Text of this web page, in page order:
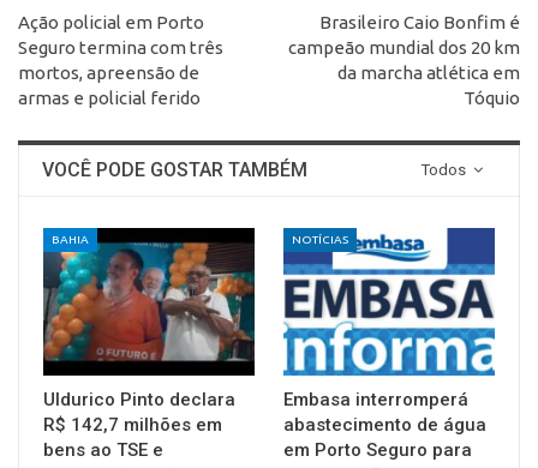
Ação policial em Porto
Seguro termina com três
mortos, apreensão de
armas e policial ferido
Brasileiro Caio Bonfim é
campeão mundial dos 20 km
da marcha atlética em
Tóquio
Todos
VOCÊ PODE GOSTAR TAMBÉM
BAHIA
Uldurico Pinto declara
R$ 142,7 milhões em
bens ao TSE e
NOTÍCIAS
Embasa interromperá
abastecimento de água
em Porto Seguro para